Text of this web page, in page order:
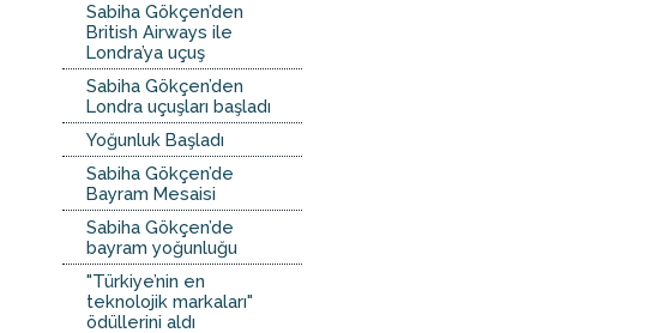
Sabiha Gökçen’den
British Airways ile
Londra’ya uçuş
Sabiha Gökçen’den
Londra uçuşları başladı
Yoğunluk Başladı
Sabiha Gökçen’de
Bayram Mesaisi
Sabiha Gökçen’de
bayram yoğunluğu
"Türkiye’nin en
teknolojik markaları"
ödüllerini aldı